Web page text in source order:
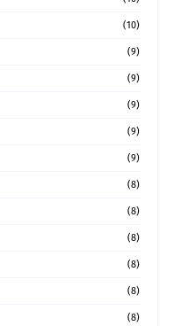
(10)
(9)
(9)
(9)
(9)
(9)
(8)
(8)
(8)
(8)
(8)
(8)